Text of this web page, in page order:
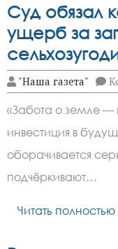
Суд обязал
ущерб за
"Наша газета"
«Забота о земле —
инвестиция в
оборачивается
подчёркивают…
Читать полностью